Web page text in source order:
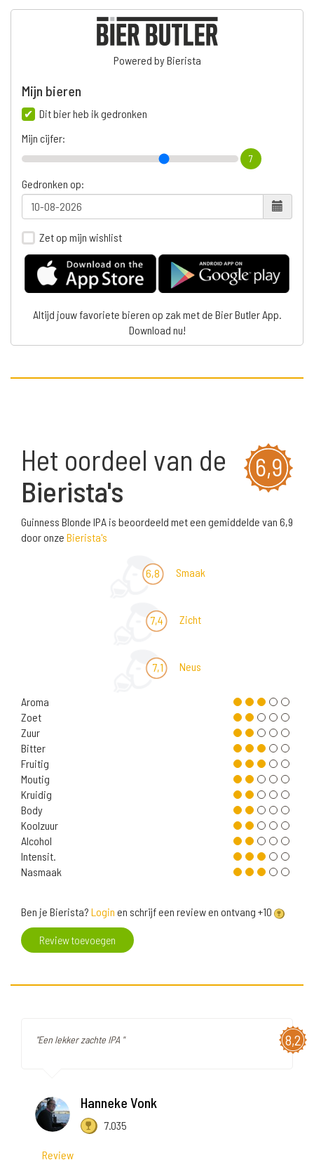
Powered by Bierista
Mijn bieren
Dit bier heb ik gedronken
Mijn cijfer:
7
Gedronken op:
Zet op mijn wishlist
Altijd jouw favoriete bieren op zak met de Bier Butler App.
Download nu!
6,9
Het oordeel van de
Bierista's
Guinness Blonde IPA is beoordeeld met een gemiddelde van 6,9
door onze Bierista's
6,8 Smaak
7,4 Zicht
7,1 Neus
Aroma
Zoet
Zuur
Bitter
Fruitig
Moutig
Kruidig
Body
Koolzuur
Alcohol
Intensit.
Nasmaak
Ben je Bierista? Login en schrijf een review en ontvang +10
Review toevoegen
8,2
"Een lekker zachte IPA "
Hanneke Vonk
7.035
Review